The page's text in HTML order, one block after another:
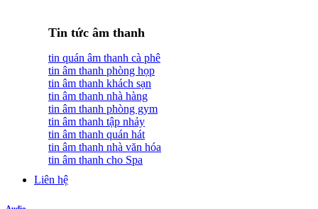
Tin tức âm thanh
tin quán âm thanh cà phê
tin âm thanh phòng họp
tin âm thanh khách sạn
tin âm thanh nhà hàng
tin âm thanh phòng gym
tin âm thanh tập nhảy
tin âm thanh quán hát
tin âm thanh nhà văn hóa
tin âm thanh cho Spa
Liên hệ